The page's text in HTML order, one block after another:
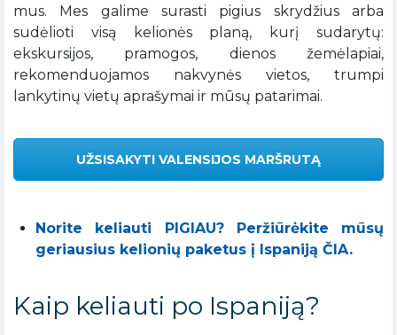
mus. Mes galime surasti pigius skrydžius arba
sudėlioti visą kelionės planą, kurį sudarytų:
ekskursijos, pramogos, dienos žemėlapiai,
rekomenduojamos nakvynės vietos, trumpi
lankytinų vietų aprašymai ir mūsų patarimai.
UŽSISAKYTI VALENSIJOS MARŠRUTĄ
Norite keliauti PIGIAU? Peržiūrėkite mūsų
geriausius kelionių paketus į Ispaniją ČIA.
Kaip keliauti po Ispaniją?